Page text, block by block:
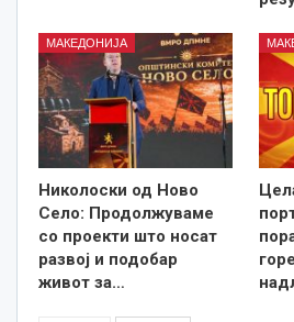
МАКЕДОНИЈА
Николоски од Ново
Село: Продолжуваме
со проекти што носат
развој и подобар
живот за…